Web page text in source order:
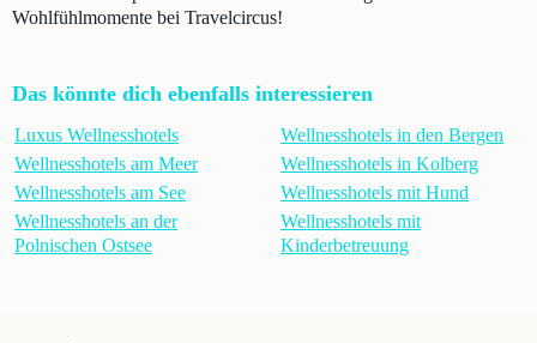
Wohlfühlmomente bei Travelcircus!
Das könnte dich ebenfalls interessieren
Luxus Wellnesshotels
Wellnesshotels am Meer
Wellnesshotels am See
Wellnesshotels an der
Polnischen Ostsee
Wellnesshotels in den Bergen
Wellnesshotels in Kolberg
Wellnesshotels mit Hund
Wellnesshotels mit
Kinderbetreuung